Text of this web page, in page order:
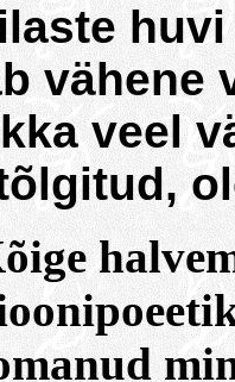
vähene
veel